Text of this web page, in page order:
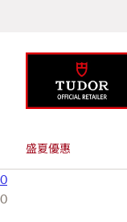
盛夏優惠
0
0